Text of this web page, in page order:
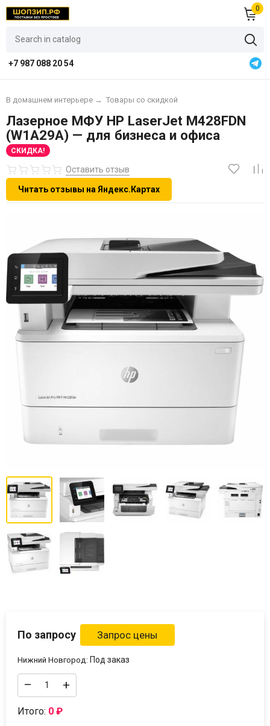
0
+7 987 088 20 54
В домашнем интерьере → Товары со скидкой
Лазерное МФУ HP LaserJet M428FDN
(W1A29A) — для бизнеса и офиса
СКИДКА!
Оставить отзыв
Читать отзывы на Яндекс.Картах
По запросу
Нижний Новгород: Под заказ
– +
Итого: 0₽